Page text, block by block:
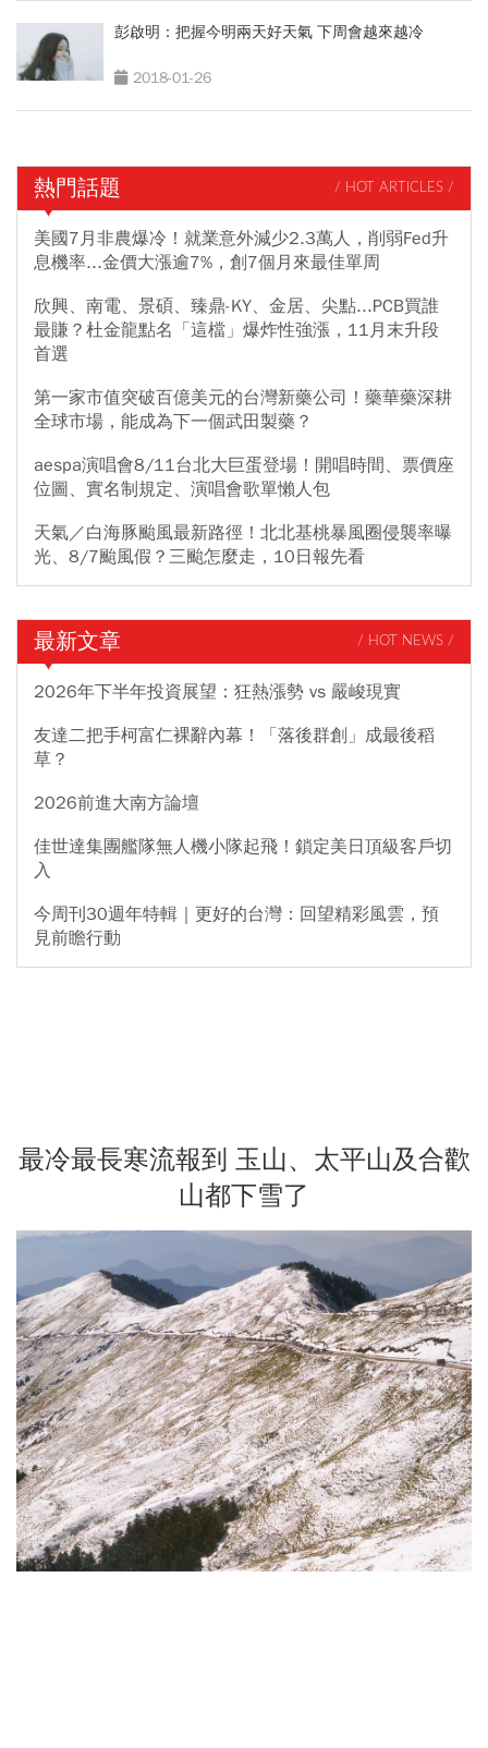
彭啟明：把握今明兩天好天氣 下周會越來越冷
2018-01-26
熱門話題 / HOT ARTICLES /
美國7月非農爆冷！就業意外減少2.3萬人，削弱Fed升
息機率...金價大漲逾7%，創7個月來最佳單周
欣興、南電、景碩、臻鼎-KY、金居、尖點...PCB買誰
最賺？杜金龍點名「這檔」爆炸性強漲，11月末升段
首選
第一家市值突破百億美元的台灣新藥公司！藥華藥深耕
全球市場，能成為下一個武田製藥？
aespa演唱會8/11台北大巨蛋登場！開唱時間、票價座
位圖、實名制規定、演唱會歌單懶人包
天氣／白海豚颱風最新路徑！北北基桃暴風圈侵襲率曝
光、8/7颱風假？三颱怎麼走，10日報先看
最新文章 / HOT NEWS /
2026年下半年投資展望：狂熱漲勢 vs 嚴峻現實
友達二把手柯富仁裸辭內幕！「落後群創」成最後稻
草？
2026前進大南方論壇
佳世達集團艦隊無人機小隊起飛！鎖定美日頂級客戶切
入
今周刊30週年特輯｜更好的台灣：回望精彩風雲，預
見前瞻行動
最冷最長寒流報到 玉山、太平山及合歡
山都下雪了